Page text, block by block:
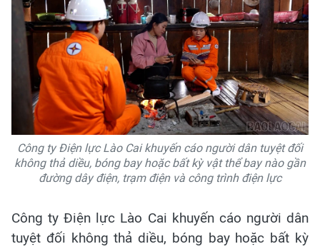
Công ty Điện lực Lào Cai khuyến cáo người dân tuyệt đối
không thả diều, bóng bay hoặc bất kỳ vật thể bay nào gần
đường dây điện, trạm điện và công trình điện lực
Công ty Điện lực Lào Cai khuyến cáo người dân
tuyệt đối không thả diều, bóng bay hoặc bất kỳ